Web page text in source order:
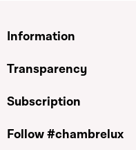
Information
Transparency
Subscription
Follow #chambrelux